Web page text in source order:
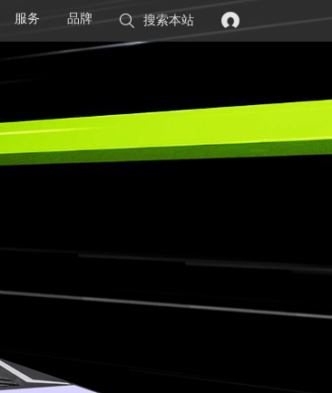
搜索本站
品牌
服务
主板